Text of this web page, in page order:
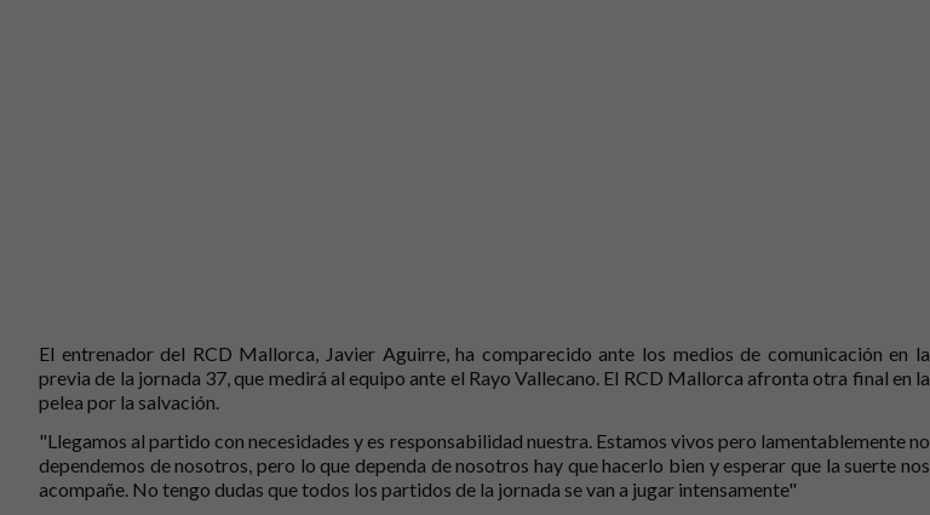
El entrenador del RCD Mallorca, Javier Aguirre, ha comparecido ante los medios de comunicación en la
previa de la jornada 37, que medirá al equipo ante el Rayo Vallecano. El RCD Mallorca afronta otra final en la
pelea por la salvación.
"Llegamos al partido con necesidades y es responsabilidad nuestra. Estamos vivos pero lamentablemente no
dependemos de nosotros, pero lo que dependa de nosotros hay que hacerlo bien y esperar que la suerte nos
acompañe. No tengo dudas que todos los partidos de la jornada se van a jugar intensamente"